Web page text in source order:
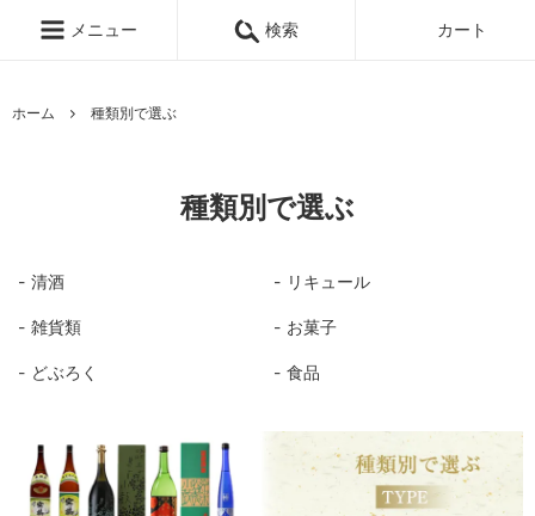
メニュー 検索 カート
ホーム 種類別で選ぶ
種類別で選ぶ
清酒 リキュール
雑貨類 お菓子
どぶろく 食品